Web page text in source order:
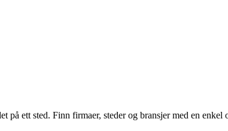
på ett sted. Finn firmaer, steder og bransjer med en enkel